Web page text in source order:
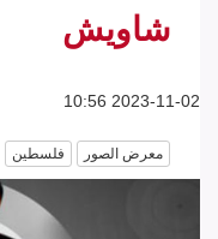
شاويش
2023-11-02 10:56
معرض الصور فلسطين